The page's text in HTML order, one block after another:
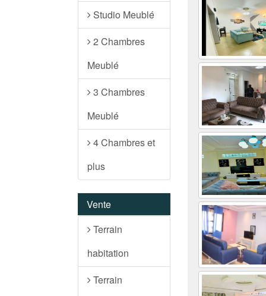
Studio Meublé
2 Chambres
Meublé
3 Chambres
Meublé
4 Chambres et
plus
Vente
Terrain
habitation
Terrain